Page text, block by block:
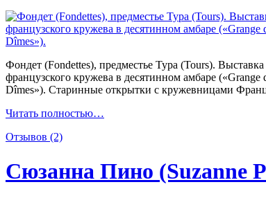
Фондет (Fondettes), предместье Тура (Tours). Выставка
французского кружева в десятинном амбаре («Grange
Dîmes»). Старинные открытки с кружевницами
Читать полностью…
Отзывов (2)
Сюзанна Пино (Suzanne